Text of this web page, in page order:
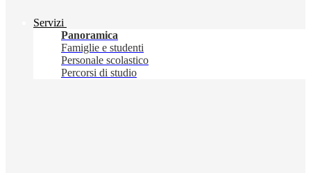
Servizi
Panoramica
Famiglie e studenti
Personale scolastico
Percorsi di studio